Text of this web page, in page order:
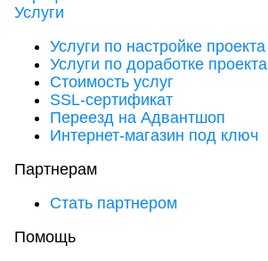
Услуги
Услуги по настройке проекта
Услуги по доработке проекта
Стоимость услуг
SSL-сертификат
Переезд на Адвантшоп
Интернет-магазин под ключ
Партнерам
Стать партнером
Помощь